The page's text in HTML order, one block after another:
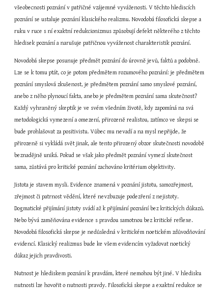
všeobecnosti poznání v patřičné vzájemné vyváženosti. V těchto hlediscích
poznání se ustaluje poznání klasického realizmu. Novodobá filosofická skepse a
ruku v ruce s ní exaktní redukcionizmus způsobují defekt některého z těchto
hledisek poznání a narušuje patřičnou vyváženost charakteristik poznání.
Novodobá skepse posunuje předmět poznání do úrovně jevů, faktů a podobně.
Lze se k tomu ptát, co je potom předmětem rozumového poznání: je předmětem
poznání smyslová zkušenost, je předmětem poznání samo smyslové poznání,
anebo z něho plynoucí fakta, anebo je předmětem poznání sama skutečnost?
Každý vyhraněný skeptik je ve svém všedním životě, kdy zapomíná na svá
metodologická vymezení a omezení, přirozeně realistou, zatímco ve skepsi se
bude prohlašovat za positivistu. Vůbec mu nevadí a na mysl nepřijde, že
přirozeně si vykládá svět jinak, ale tento přirozený obzor skutečnosti novodobě
beznadějně uniká. Pokud se však jako předmět poznání vymezí skutečnost
sama, zůstává pro kritické poznání zachováno kritérium objektivity.
Jistota je stavem mysli. Evidence znamená v poznání jistotu, samozřejmost,
zřejmost či patrnost vědění, které nevzbuzuje podezření z nejistoty.
Dogmatické přijímání jistoty svádí až k přijímání poznání bez kritických důkazů.
Nebo bývá zaměňována evidence s pravdou samotnou bez kritické reflexe.
Novodobá filosofická skepse je nedůsledná v kritickém noetickém zdůvodňování
evidencí. Klasický realizmus bude ke všem evidencím vyžadovat noetický
důkaz jejich pravdivosti.
Nutnost je hlediskem poznání k pravdám, které nemohou být jiné. V hledisku
nutnosti lze hovořit o nutnosti pravdy. Filosofická skepse a exaktní redukce se